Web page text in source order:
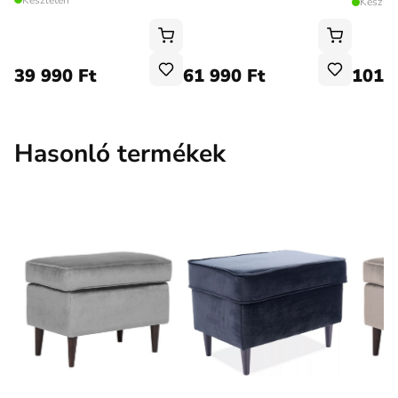
39 990 Ft 61 990 Ft 101
Hasonló termékek